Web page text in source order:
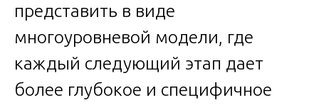
представить в виде
многоуровневой модели, где
каждый следующий этап дает
более глубокое и специфичное